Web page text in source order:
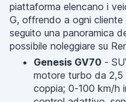
piattaforma elencano i
G, offrendo a ogni cliente
seguito una panoramica
possibile noleggiare su
Genesis GV70 -
motore turbo da 2,5
coppia; 0-100 km/h